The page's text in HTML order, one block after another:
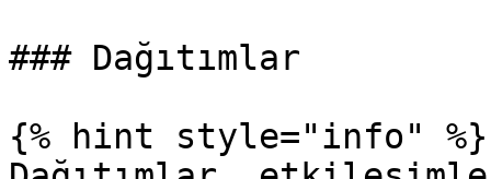
### Dağıtımlar
{% hint style="info" %}